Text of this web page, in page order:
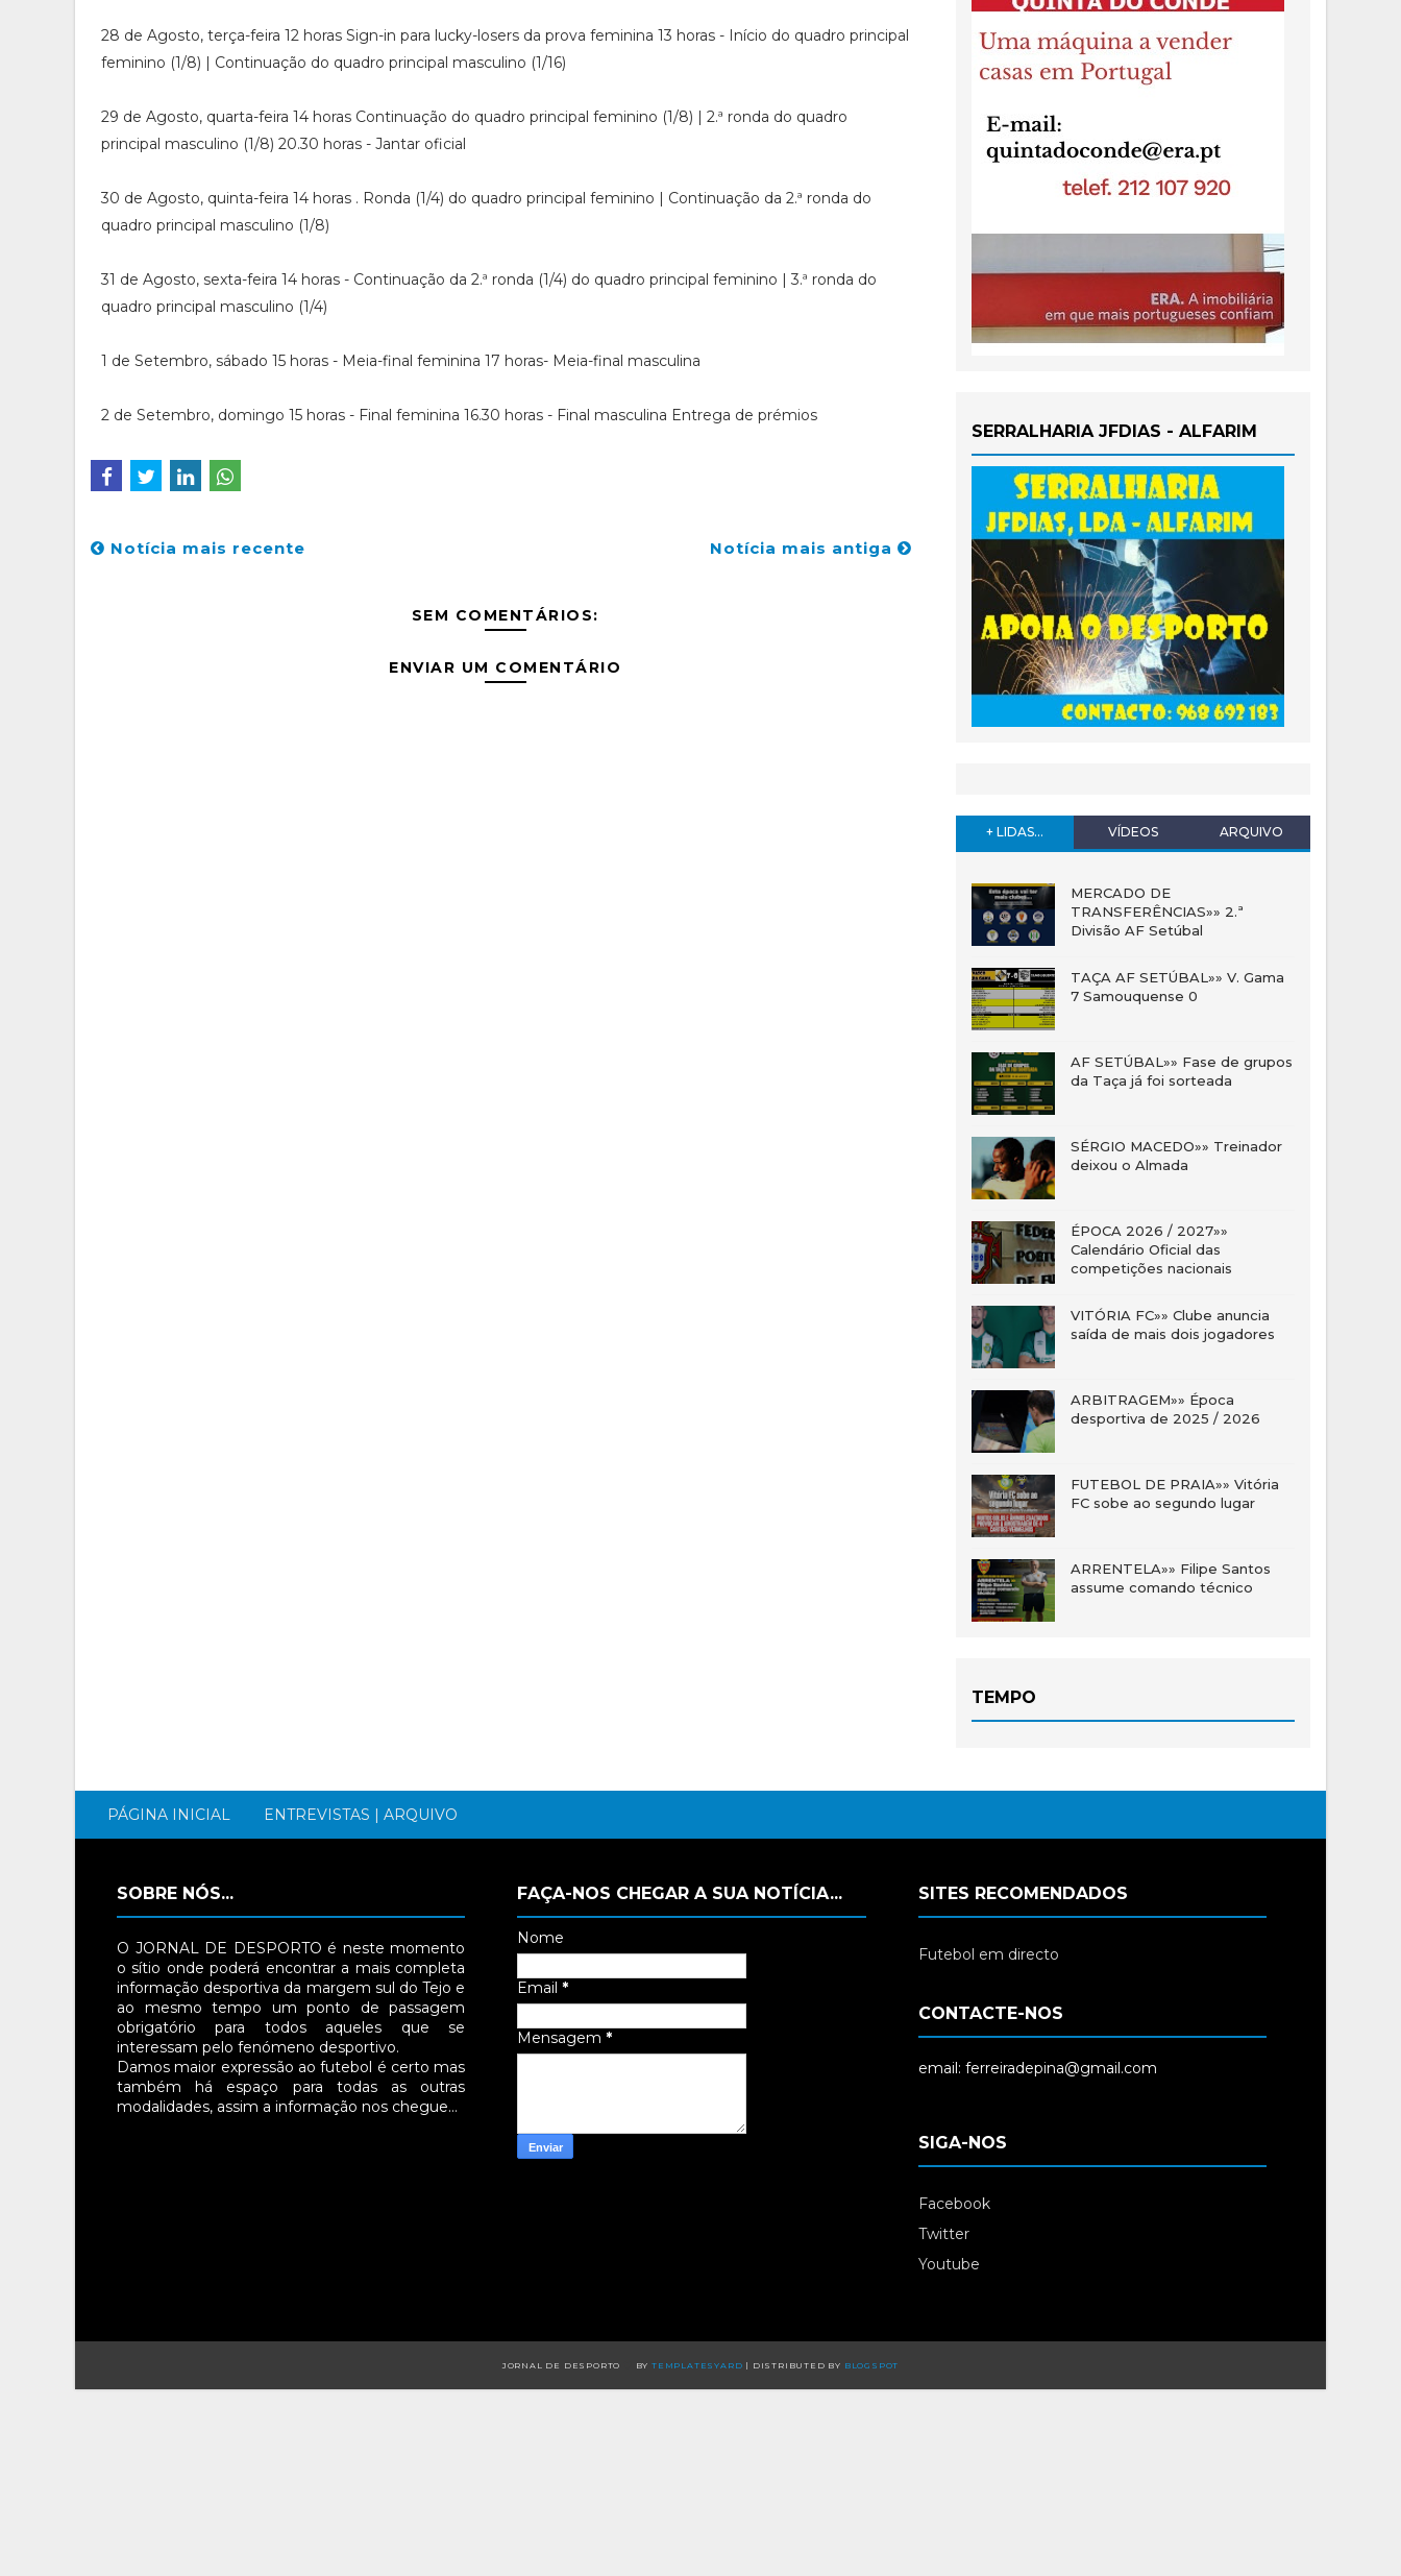
28 de Agosto, terça-feira 12 horas Sign-in para lucky-losers da prova feminina 13 horas - Início do quadro principal
feminino (1/8) | Continuação do quadro principal masculino (1/16)
29 de Agosto, quarta-feira 14 horas Continuação do quadro principal feminino (1/8) | 2.ª ronda do quadro
principal masculino (1/8) 20.30 horas - Jantar oficial
30 de Agosto, quinta-feira 14 horas . Ronda (1/4) do quadro principal feminino | Continuação da 2.ª ronda do
quadro principal masculino (1/8)
31 de Agosto, sexta-feira 14 horas - Continuação da 2.ª ronda (1/4) do quadro principal feminino | 3.ª ronda do
quadro principal masculino (1/4)
1 de Setembro, sábado 15 horas - Meia-final feminina 17 horas- Meia-final masculina
2 de Setembro, domingo 15 horas - Final feminina 16.30 horas - Final masculina Entrega de prémios
Notícia mais recente Notícia mais antiga
SEM COMENTÁRIOS:
ENVIAR UM COMENTÁRIO
SERRALHARIA JFDIAS - ALFARIM
+ LIDAS... VÍDEOS ARQUIVO
MERCADO DE
TRANSFERÊNCIAS»» 2.ª
Divisão AF Setúbal
TAÇA AF SETÚBAL»» V. Gama
7 Samouquense 0
AF SETÚBAL»» Fase de grupos
da Taça já foi sorteada
SÉRGIO MACEDO»» Treinador
deixou o Almada
ÉPOCA 2026 / 2027»»
Calendário Oficial das
competições nacionais
VITÓRIA FC»» Clube anuncia
saída de mais dois jogadores
ARBITRAGEM»» Época
desportiva de 2025 / 2026
FUTEBOL DE PRAIA»» Vitória
FC sobe ao segundo lugar
ARRENTELA»» Filipe Santos
assume comando técnico
TEMPO
PÁGINA INICIAL ENTREVISTAS | ARQUIVO
SOBRE NÓS...
O JORNAL DE DESPORTO é neste momento
o sítio onde poderá encontrar a mais completa
informação desportiva da margem sul do Tejo e
ao mesmo tempo um ponto de passagem
obrigatório para todos aqueles que se
interessam pelo fenómeno desportivo.
Damos maior expressão ao futebol é certo mas
também há espaço para todas as outras
modalidades, assim a informação nos chegue…
FAÇA-NOS CHEGAR A SUA NOTÍCIA...
Nome
Email *
Mensagem *
SITES RECOMENDADOS
Futebol em directo
CONTACTE-NOS
email: ferreiradepina@gmail.com
SIGA-NOS
Facebook
Twitter
Youtube
JORNAL DE DESPORTO BY TEMPLATESYARD | DISTRIBUTED BY BLOGSPOT